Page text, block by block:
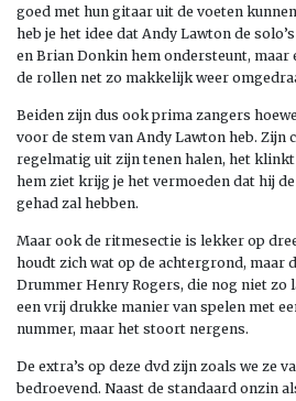
goed met hun gitaar uit de voeten
heb je het idee dat Andy Lawton de
en Brian Donkin hem ondersteunt, maar
de rollen net zo makkelijk weer
Beiden zijn dus ook prima zangers
voor de stem van Andy Lawton heb. Zijn
regelmatig uit zijn tenen halen, het
hem ziet krijg je het vermoeden dat hij
gehad zal hebben.
Maar ook de ritmesectie is lekker op
houdt zich wat op de achtergrond, maar
Drummer Henry Rogers, die nog niet zo
een vrij drukke manier van spelen met
nummer, maar het stoort nergens.
De extra’s op deze dvd zijn zoals we ze
bedroevend. Naast de standaard onzin